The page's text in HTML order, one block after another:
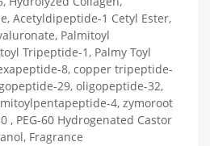
Acetyldipeptide-1 Cetyl Ester,
Palmitoyl
Tripeptide-1, Palmy Toyl
8, copper tripeptide-
29, oligopeptide-32,
4, zymoroot
, PEG-60 Hydrogenated Castor
Fragrance